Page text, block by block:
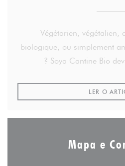
Végétarien, végétalien,
biologique, ou simplement
? Soya Cantine Bio
LER O
Mapa e